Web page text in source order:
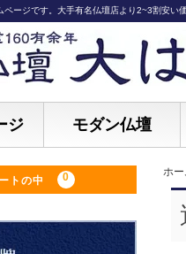
ページです。大手有名仏壇店より2~3割安
ジ モダン仏壇
ホ
トの中 0